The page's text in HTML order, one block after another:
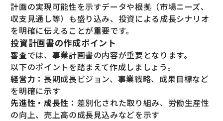
計画の実現可能性を示すデータや根拠（市場ニーズ、
収支見通し等）も盛り込み、投資による成長シナリオ
を明確に伝えることが重要です。
投資計画書の作成ポイント
審査では、事業計画書の内容が重要となります。
以下のポイントを踏まえて作成しましょう。
経営力： 長期成長ビジョン、事業戦略、成果目標など
を明確に示す
先進性・成長性： 差別化された取り組み、労働生産性
の向上、売上高の成長見込みなどを示す